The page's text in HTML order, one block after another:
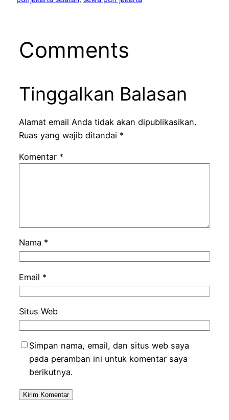
Comments
Tinggalkan Balasan
Alamat email Anda tidak akan dipublikasikan.
Ruas yang wajib ditandai *
Komentar *
Nama *
Email *
Situs Web
Simpan nama, email, dan situs web saya
pada peramban ini untuk komentar saya
berikutnya.